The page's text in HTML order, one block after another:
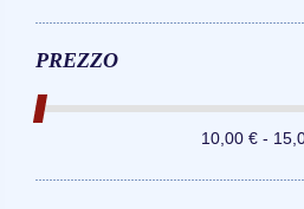
PREZZO
10,00 € -